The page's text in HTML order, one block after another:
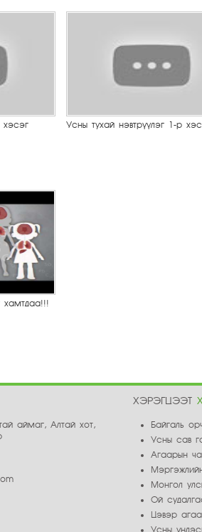
хэсэг Усны тухай нэвтрүүлэг 1-р
хамтдаа!!!
аймаг, Алтай хот,
ХЭРЭГЦЭЭТ
Байгаль
Усны сав
Агаарын
Монгол
Ой
Цэвэр
Усны